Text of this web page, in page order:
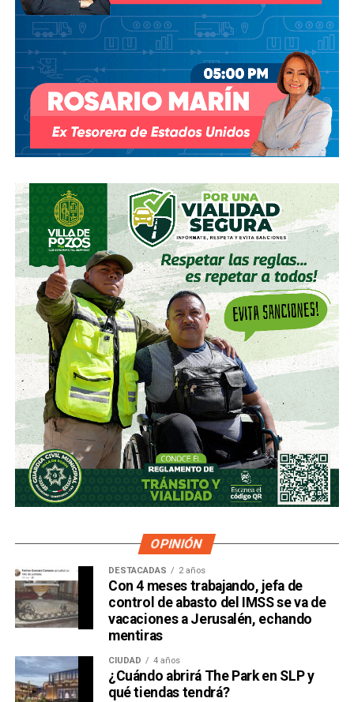
OPINIÓN
DESTACADAS 2 años
Con 4 meses trabajando, jefa de
control de abasto del IMSS se va de
vacaciones a Jerusalén, echando
mentiras
CIUDAD 4 años
¿Cuándo abrirá The Park en SLP y
qué tiendas tendrá?